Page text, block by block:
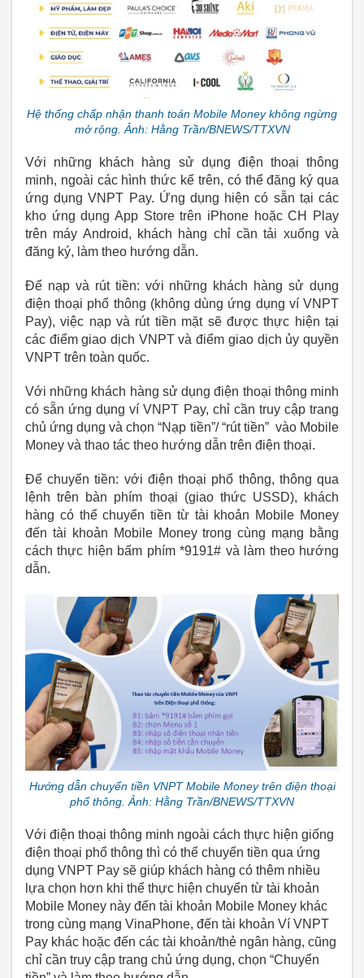
Hệ thống chấp nhận thanh toán Mobile Money không ngừng
mở rộng. Ảnh: Hằng Trần/BNEWS/TTXVN
Với những khách hàng sử dụng điện thoại thông
minh, ngoài các hình thức kể trên, có thể đăng ký qua
ứng dụng VNPT Pay. Ứng dụng hiện có sẵn tại các
kho ứng dụng App Store trên iPhone hoặc CH Play
trên máy Android, khách hàng chỉ cần tải xuống và
đăng ký, làm theo hướng dẫn.
Để nạp và rút tiền: với những khách hàng sử dụng
điện thoại phổ thông (không dùng ứng dụng ví VNPT
Pay), việc nạp và rút tiền mặt sẽ được thực hiện tại
các điểm giao dịch VNPT và điểm giao dịch ủy quyền
VNPT trên toàn quốc.
Với những khách hàng sử dụng điện thoại thông minh
có sẵn ứng dụng ví VNPT Pay, chỉ cần truy cập trang
chủ ứng dụng và chọn “Nạp tiền”/ “rút tiền” vào Mobile
Money và thao tác theo hướng dẫn trên điện thoại.
Để chuyển tiền: với điện thoại phổ thông, thông qua
lệnh trên bàn phím thoại (giao thức USSD), khách
hàng có thể chuyển tiền từ tài khoản Mobile Money
đến tài khoản Mobile Money trong cùng mạng bằng
cách thực hiện bấm phím *9191# và làm theo hướng
dẫn.
Hướng dẫn chuyển tiền VNPT Mobile Money trên điện thoại
phổ thông. Ảnh: Hằng Trần/BNEWS/TTXVN
Với điện thoại thông minh ngoài cách thực hiện giống
điện thoại phổ thông thì có thể chuyển tiền qua ứng
dụng VNPT Pay sẽ giúp khách hàng có thêm nhiều
lựa chọn hơn khi thể thực hiện chuyển từ tài khoản
Mobile Money này đến tài khoản Mobile Money khác
trong cùng mạng VinaPhone, đến tài khoản Ví VNPT
Pay khác hoặc đến các tài khoản/thẻ ngân hàng, cũng
chỉ cần truy cập trang chủ ứng dụng, chọn “Chuyển